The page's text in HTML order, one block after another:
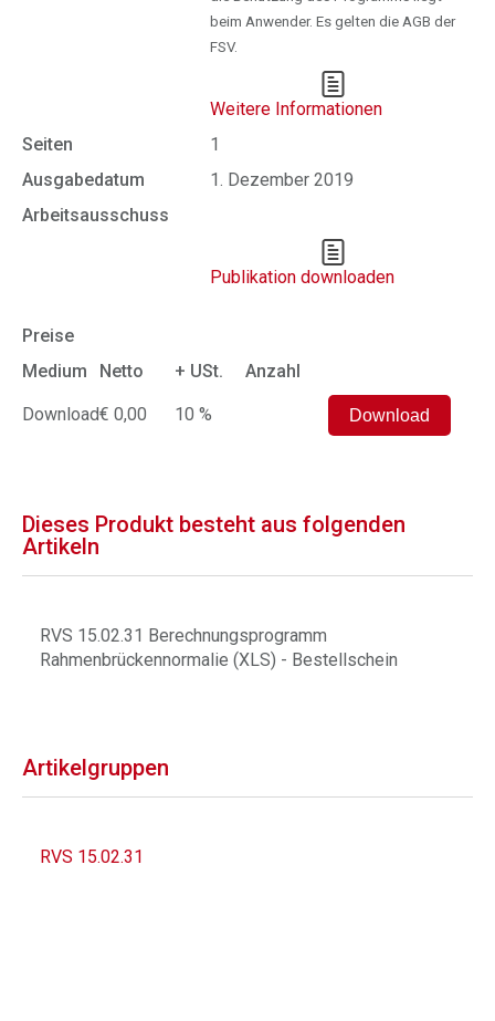
beim Anwender. Es gelten die AGB der
FSV.
Weitere Informationen
Seiten
1
Ausgabedatum
1. Dezember 2019
Arbeitsausschuss
Publikation downloaden
Preise
Medium
Netto + USt. Anzahl
Download€ 0,00 10 %
Dieses Produkt besteht aus folgenden
Artikeln
RVS 15.02.31 Berechnungsprogramm
Rahmenbrückennormalie (XLS) - Bestellschein
Artikelgruppen
RVS 15.02.31